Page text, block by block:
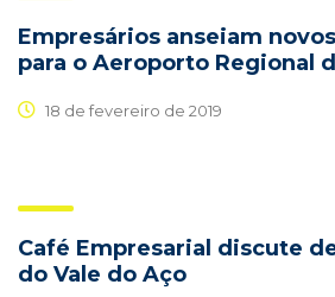
Empresários anseiam
para o Aeroporto Regional
18 de fevereiro de 2019
Café Empresarial discute
do Vale do Aço